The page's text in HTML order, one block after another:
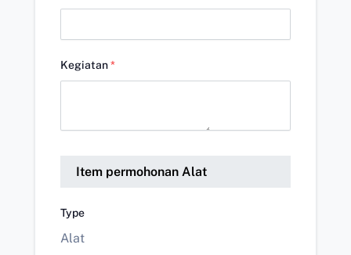
Kegiatan*
Item permohonan Alat
Type
Alat